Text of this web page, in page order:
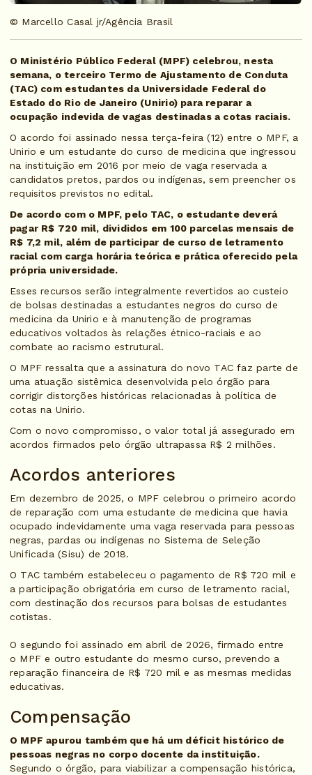
© Marcello Casal jr/Agência Brasil
O Ministério Público Federal (MPF) celebrou, nesta
semana, o terceiro Termo de Ajustamento de Conduta
(TAC) com estudantes da Universidade Federal do
Estado do Rio de Janeiro (Unirio) para reparar a
ocupação indevida de vagas destinadas a cotas raciais.
O acordo foi assinado nessa terça-feira (12) entre o MPF, a
Unirio e um estudante do curso de medicina que ingressou
na instituição em 2016 por meio de vaga reservada a
candidatos pretos, pardos ou indígenas, sem preencher os
requisitos previstos no edital.
De acordo com o MPF, pelo TAC, o estudante deverá
pagar R$ 720 mil, divididos em 100 parcelas mensais de
R$ 7,2 mil, além de participar de curso de letramento
racial com carga horária teórica e prática oferecido pela
própria universidade.
Esses recursos serão integralmente revertidos ao custeio
de bolsas destinadas a estudantes negros do curso de
medicina da Unirio e à manutenção de programas
educativos voltados às relações étnico-raciais e ao
combate ao racismo estrutural.
O MPF ressalta que a assinatura do novo TAC faz parte de
uma atuação sistêmica desenvolvida pelo órgão para
corrigir distorções históricas relacionadas à política de
cotas na Unirio.
Com o novo compromisso, o valor total já assegurado em
acordos firmados pelo órgão ultrapassa R$ 2 milhões.
Acordos anteriores
Em dezembro de 2025, o MPF celebrou o primeiro acordo
de reparação com uma estudante de medicina que havia
ocupado indevidamente uma vaga reservada para pessoas
negras, pardas ou indígenas no Sistema de Seleção
Unificada (Sisu) de 2018.
O TAC também estabeleceu o pagamento de R$ 720 mil e
a participação obrigatória em curso de letramento racial,
com destinação dos recursos para bolsas de estudantes
cotistas.
O segundo foi assinado em abril de 2026, firmado entre
o MPF e outro estudante do mesmo curso, prevendo a
reparação financeira de R$ 720 mil e as mesmas medidas
educativas.
Compensação
O MPF apurou também que há um déficit histórico de
pessoas negras no corpo docente da instituição.
Segundo o órgão, para viabilizar a compensação histórica,